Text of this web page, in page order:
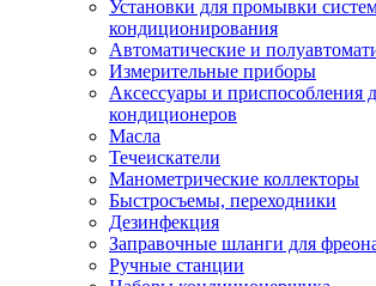
Установки для промывки
кондиционирования
Автоматические и
Измерительные приборы
Аксессуары и приспособления
кондиционеров
Масла
Течеискатели
Манометрические коллекторы
Быстросъемы, переходники
Дезинфекция
Заправочные шланги для
Ручные станции